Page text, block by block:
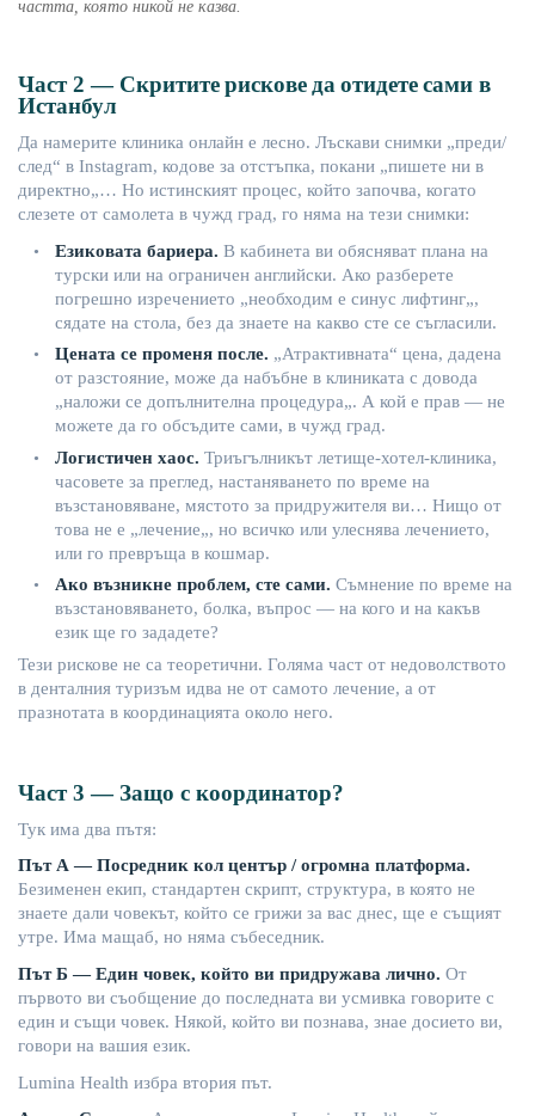
частта, която никой не казва.
Част 2 — Скрититерискове да отидетесами в
Истанбул
Да намерите клиника онлайн е лесно. Лъскави снимки „преди/
след“ в Instagram, кодове за отстъпка, покани „пишете ни в
директно„… Но истинският процес, който започва, когато
слезете от самолета в чужд град, го няма на тези снимки:
• Езиковата бариера. В кабинета ви обясняват плана на
турски или на ограничен английски. Ако разберете
погрешно изречението „необходим е синус лифтинг„,
сядате на стола, без да знаете на какво сте се съгласили.
• Цената се променя после. „Атрактивната“ цена, дадена
от разстояние, може да набъбне в клиниката с довода
„наложи се допълнителна процедура„. А койе прав— не
можете да го обсъдите сами, в чужд град.
• Логистичен хаос. Триъгълникът летище-хотел-клиника,
часовете за преглед, настаняването по време на
възстановяване, мястото за придружителя ви… Нищо от
това не е „лечение„, но всичко или улеснява лечението,
или го превръща в кошмар.
• Ако възникне проблем, сте сами. Съмнение по време на
възстановяването, болка, въпрос — на кого и на какъв
език ще го зададете?
Тези рискове не са теоретични. Голяма част от недоволството
в денталния туризъм идва не от самото лечение, а от
празнотата в координацията около него.
Част 3 — Защо с координатор?
Тук има два пътя:
ПътА —Посредник кол център /огромна платформа.
Безименен екип, стандартен скрипт, структура, в която не
знаете дали човекът, който се грижи за вас днес, ще е същият
утре. Има мащаб, но няма събеседник.
ПътБ —Един човек, който ви придружава лично. От
първото ви съобщение до последната ви усмивка говорите с
един и същи човек. Някой, който ви познава, знае досието ви,
говори на вашия език.
Lumina Health избра втория път.